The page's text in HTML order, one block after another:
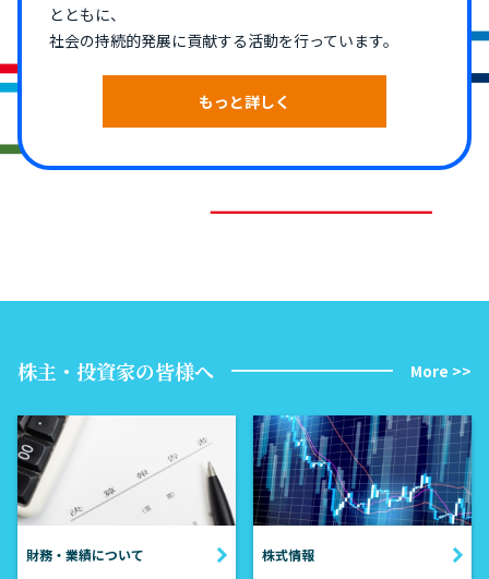
とともに、
社会の持続的発展に貢献する活動を行っています。
もっと詳しく
株主・投資家の皆様へ More >>
財務・業績について 株式情報